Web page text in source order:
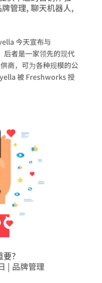
牌管理, 聊天机器人,
今天宣布与
者是一家领先的现代
商，可为各种规模的公
被 Freshworks 授
？
| 品牌管理